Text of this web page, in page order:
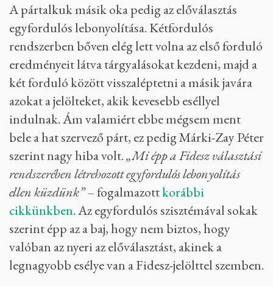
A pártalkuk másik oka pedig az előválasztás
egyfordulós lebonyolítása. Kétfordulós
rendszerben bőven elég lett volna az első forduló
eredményeit látva tárgyalásokat kezdeni, majd a
két forduló között visszaléptetni a másik javára
azokat a jelölteket, akik kevesebb eséllyel
indulnak. Ám valamiért ebbe mégsem ment
bele a hat szervező párt, ez pedig Márki-Zay Péter
szerint nagy hiba volt.„Mi épp a Fidesz választási
rendszerében létrehozott egyfordulós lebonyolítás
ellen küzdünk”– fogalmazottkorábbi
cikkünkben. Az egyfordulós szisztémával sokak
szerint épp az a baj, hogy nem biztos, hogy
valóban az nyeri az előválasztást, akinek a
legnagyobb esélye van a Fidesz-jelölttel szemben.